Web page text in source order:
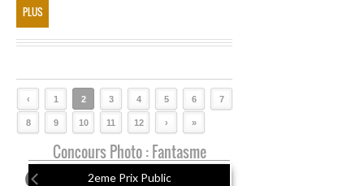
PLUS
‹ 1 2 3 4 5 6 7
8 9 10 11 12 › »
Concours Photo : Fantasme
2eme Prix Public